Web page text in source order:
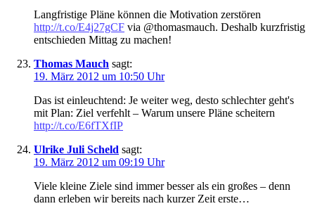
Langfristige Pläne können die Motivation zerstören
http://t.co/E4j27gCF via @thomasmauch. Deshalb kurzfristig
entschieden Mittag zu machen!
Thomas Mauch sagt:
19. März 2012 um 10:50 Uhr
Das ist einleuchtend: Je weiter weg, desto schlechter geht's
mit Plan: Ziel verfehlt – Warum unsere Pläne scheitern
http://t.co/E6fTXfIP
Ulrike Juli Scheld sagt:
19. März 2012 um 09:19 Uhr
Viele kleine Ziele sind immer besser als ein großes – denn
dann erleben wir bereits nach kurzer Zeit erste…